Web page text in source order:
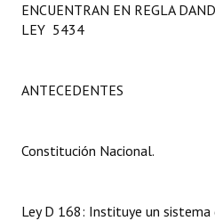
Constitución Nacional
Carta Orgánica 2007
Digesto
ENCUENTRAN EN REGLA
LEY 5434
ANTECEDENTES
Constitución Nacional.
Ley D 168: Instituye un sistema